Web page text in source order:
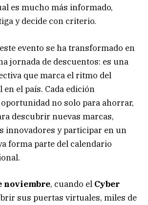
es mucho más informado,
y decide con criterio.
evento se ha transformado en
jornada de descuentos: es una
que marca el ritmo del
el país. Cada edición
no solo para ahorrar,
descubrir nuevas marcas,
innovadores y participar en un
forma parte del calendario
noviembre, cuando el Cyber
sus puertas virtuales, miles de